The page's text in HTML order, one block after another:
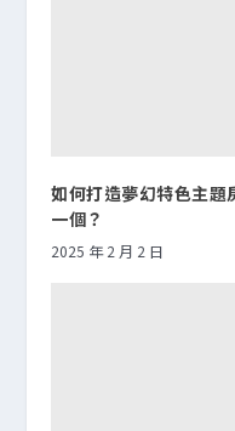
如何打造夢幻特色主題
一個？
2025 年 2 月 2 日